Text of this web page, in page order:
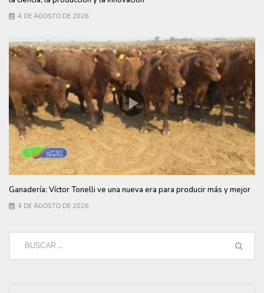
4 DE AGOSTO DE 2026
Ganadería: Víctor Tonelli ve una nueva era para producir más y mejor
4 DE AGOSTO DE 2026